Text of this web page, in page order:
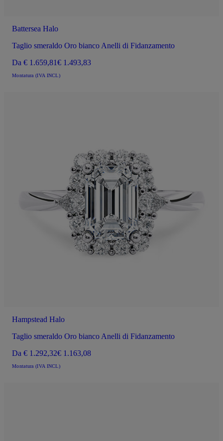
Battersea Halo
Taglio smeraldo Oro bianco Anelli di Fidanzamento
Da € 1.659,81€ 1.493,83
Montatura (IVA INCL)
Hampstead Halo
Taglio smeraldo Oro bianco Anelli di Fidanzamento
Da € 1.292,32€ 1.163,08
Montatura (IVA INCL)